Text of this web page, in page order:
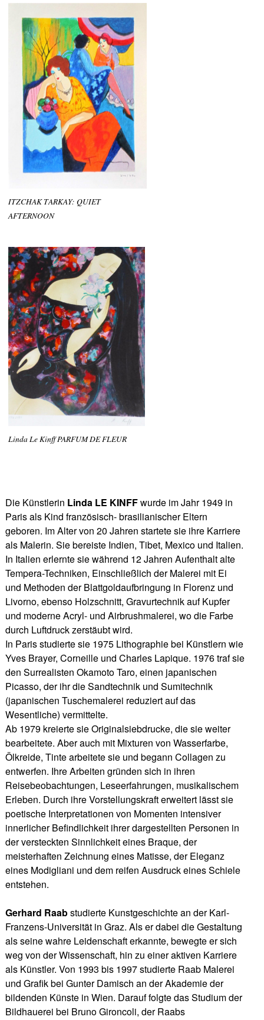
ITZCHAK TARKAY: QUIET
AFTERNOON
Linda Le Kinff PARFUM DE FLEUR
Die Künstlerin Linda LE KINFFwurde im Jahr 1949 in
Paris als Kind französisch- brasilianischer Eltern
geboren. Im Alter von 20 Jahren startete sie ihre Karriere
als Malerin. Sie bereiste Indien, Tibet, Mexico und Italien.
In Italien erlernte sie während 12 Jahren Aufenthalt alte
Tempera-Techniken, Einschließlich der Malerei mit Ei
und Methoden der Blattgoldaufbringung in Florenz und
Livorno, ebenso Holzschnitt, Gravurtechnik auf Kupfer
und moderne Acryl- und Airbrushmalerei, wo die Farbe
durch Luftdruck zerstäubt wird.
In Paris studierte sie 1975 Lithographie bei Künstlern wie
Yves Brayer, Corneille und Charles Lapique. 1976 traf sie
den Surrealisten Okamoto Taro, einen japanischen
Picasso, der ihr die Sandtechnik und Sumitechnik
(japanischen Tuschemalerei reduziert auf das
Wesentliche) vermittelte.
Ab 1979 kreierte sie Originalsiebdrucke, die sie weiter
bearbeitete. Aber auch mit Mixturen von Wasserfarbe,
Ölkreide, Tinte arbeitete sie und begann Collagen zu
entwerfen. Ihre Arbeiten gründen sich in ihren
Reisebeobachtungen, Leseerfahrungen, musikalischem
Erleben. Durch ihre Vorstellungskraft erweitert lässt sie
poetische Interpretationen von Momenten intensiver
innerlicher Befindlichkeit ihrer dargestellten Personen in
der versteckten Sinnlichkeit eines Braque, der
meisterhaften Zeichnung eines Matisse, der Eleganz
eines Modigliani und dem reifen Ausdruck eines Schiele
entstehen.
Gerhard Raabstudierte Kunstgeschichte an der Karl-
Franzens-Universität in Graz. Als er dabei die Gestaltung
als seine wahre Leidenschaft erkannte, bewegte er sich
weg von der Wissenschaft, hin zu einer aktiven Karriere
als Künstler. Von 1993 bis 1997 studierte Raab Malerei
und Grafik bei Gunter Damisch an der Akademie der
bildenden Künste in Wien. Darauf folgte das Studium der
Bildhauerei bei Bruno Gironcoli, der Raabs